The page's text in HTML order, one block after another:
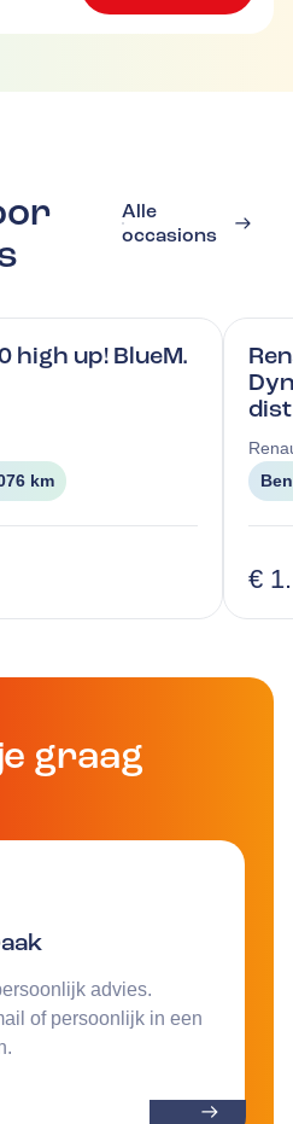
Alle
occasions
high up! BlueM.
km
€
graag
advies.
of persoonlijk in een